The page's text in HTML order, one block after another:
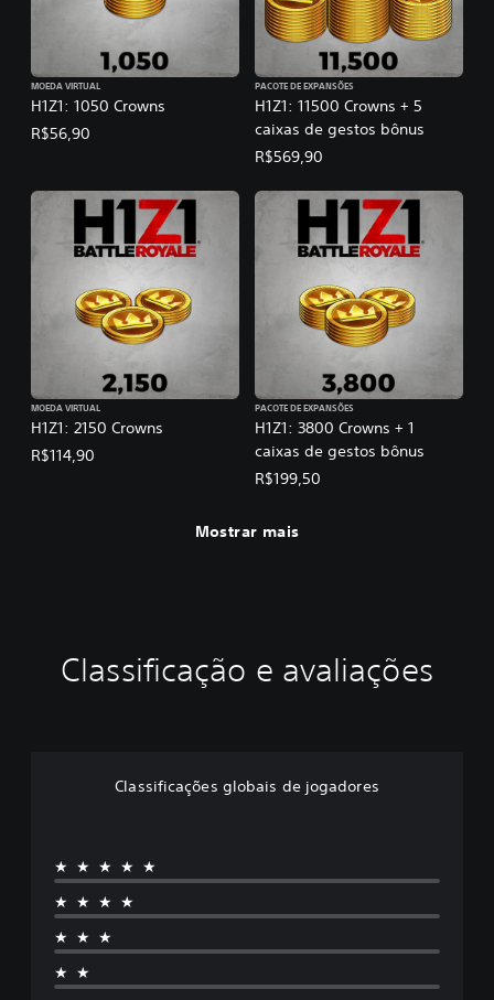
H1Z1: 1050 Crowns
MOEDA VIRTUAL
R$56,90
H1Z1: 11500 Crowns + 5
caixas de gestos bônus
PACOTE DE EXPANSÕES
R$569,90
H1Z1: 2150 Crowns
MOEDA VIRTUAL
R$114,90
H1Z1: 3800 Crowns + 1
caixas de gestos bônus
PACOTE DE EXPANSÕES
R$199,50
Mostrar mais
Classificação e avaliações
Classificações globais de jogadores
★★★★★
★★★★
★★★
★★